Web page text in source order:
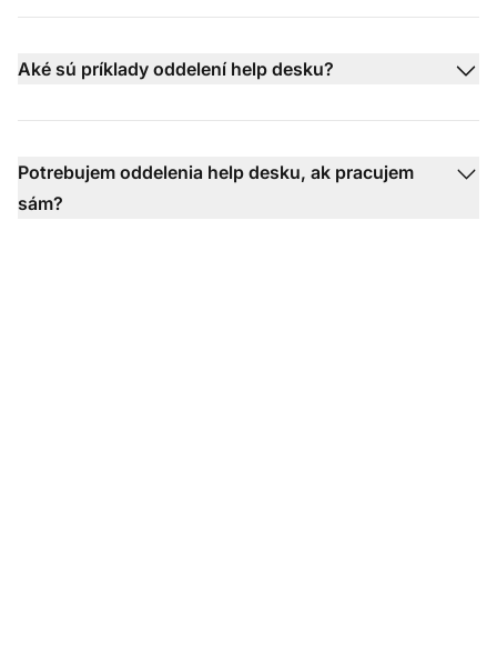
Aké sú príklady oddelení help desku?
Potrebujem oddelenia help desku, ak pracujem
sám?